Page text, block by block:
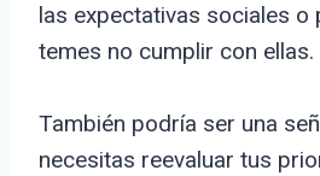
las expectativas sociales o
temes no cumplir con ellas.
También podría ser una
necesitas reevaluar tus